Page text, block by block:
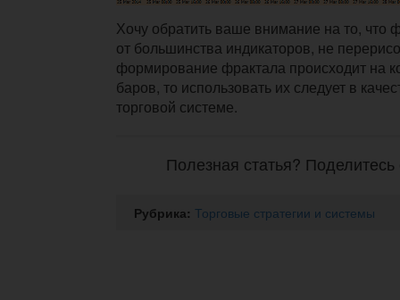
Хочу обратить ваше внимание на то, что
от большинства индикаторов, не
формирование фрактала происходит на
баров, то использовать их следует в
торговой системе.
Полезная статья?
Рубрика: Торговые стратегии и системы